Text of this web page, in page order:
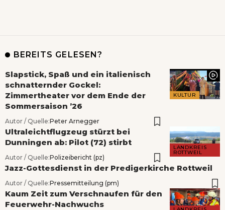
BEREITS GELESEN?
KULTUR
Slapstick, Spaß und ein italienisch
schnatternder Gockel:
Zimmertheater vor dem Ende der
Sommersaison ’26
Autor / Quelle:Peter Arnegger
LANDKREIS
ROTTWEIL
Ultraleichtflugzeug stürzt bei
Dunningen ab: Pilot (72) stirbt
Autor / Quelle:Polizeibericht (pz)
Jazz-Gottesdienst in der Predigerkirche Rottweil
Autor / Quelle:Pressemitteilung (pm)
Kaum Zeit zum Verschnaufen für den
Feuerwehr-Nachwuchs